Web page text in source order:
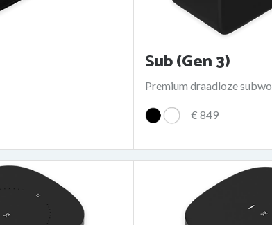
Sub (Gen 3)
Premium draadloze
€ 849